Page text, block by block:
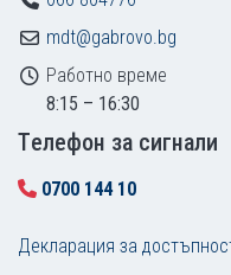
mdt@gabrovo.bg
Работно време
8:15 – 16:30
Tелефон за сигнали
0700 144 10
Декларация за